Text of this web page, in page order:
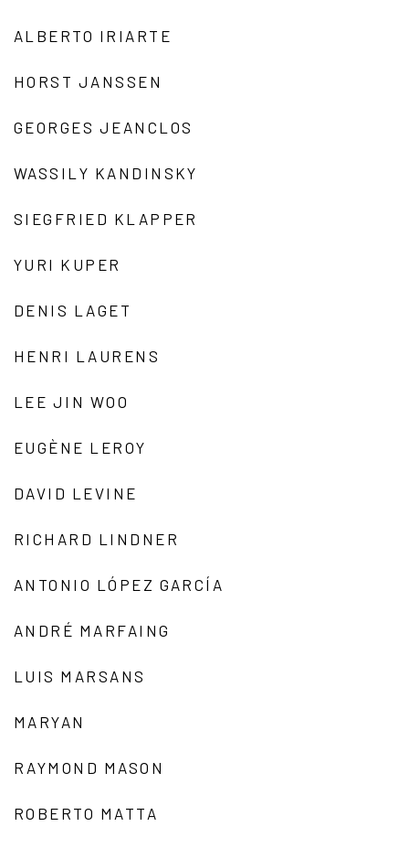
ALBERTO IRIARTE
HORST JANSSEN
GEORGES JEANCLOS
WASSILY KANDINSKY
SIEGFRIED KLAPPER
YURI KUPER
DENIS LAGET
HENRI LAURENS
LEE JIN WOO
EUGÈNE LEROY
DAVID LEVINE
RICHARD LINDNER
ANTONIO LÓPEZ GARCÍA
ANDRÉ MARFAING
LUIS MARSANS
MARYAN
RAYMOND MASON
ROBERTO MATTA